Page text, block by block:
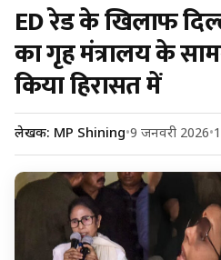
ED रेड के खिलाफ
का गृह मंत्रालय के
किया हिरासत में
लेखक: MP Shining•9 जनवरी 2026•